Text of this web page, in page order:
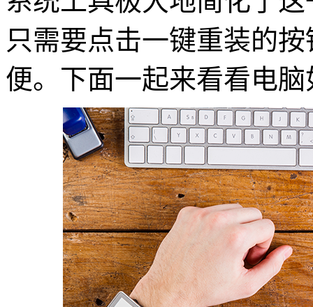
只需要点击一键重装的
便。下面一起来看看电